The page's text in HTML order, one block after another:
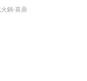
鍋-喜鼎